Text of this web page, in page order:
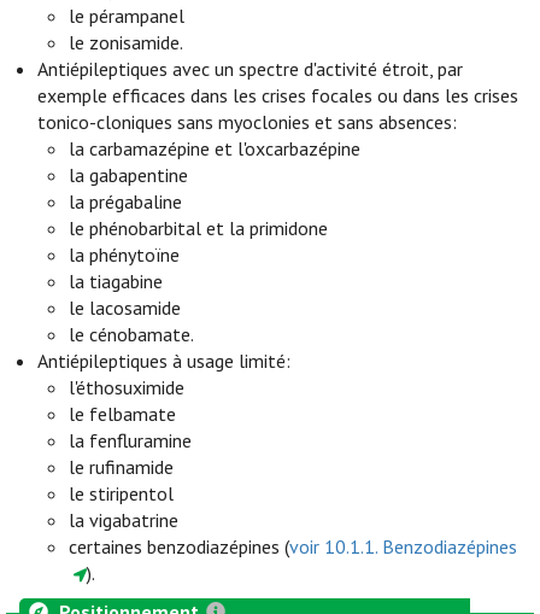
le pérampanel
le zonisamide.
Antiépileptiques avec un spectre d'activité étroit, par
exemple efficaces dans les crises focales ou dans les crises
tonico-cloniques sans myoclonies et sans absences:
la carbamazépine et l'oxcarbazépine
la gabapentine
la prégabaline
le phénobarbital et la primidone
la phénytoïne
la tiagabine
le lacosamide
le cénobamate.
Antiépileptiques à usage limité:
l'éthosuximide
le felbamate
la fenfluramine
le rufinamide
le stiripentol
la vigabatrine
certaines benzodiazépines (voir 10.1.1. Benzodiazépines
).